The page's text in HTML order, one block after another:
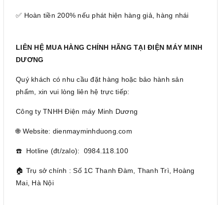
✅ Hoàn tiền 200% nếu phát hiện hàng giả, hàng nhái
LIÊN HỆ MUA HÀNG CHÍNH HÃNG TẠI ĐIỆN MÁY MINH
DƯƠNG
Quý khách có nhu cầu đặt hàng hoặc bảo hành sản
phẩm, xin vui lòng liên hệ trực tiếp:
Công ty TNHH Điện máy Minh Dương
🌐 Website: dienmayminhduong.com
☎️ Hotline (đt/zalo): 0984.118.100
🏠 Trụ sở chính : Số 1C Thanh Đàm, Thanh Trì, Hoàng
Mai, Hà Nội